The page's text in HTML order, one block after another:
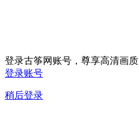
登录古筝网账号，尊享高清画质
登录账号
稍后登录